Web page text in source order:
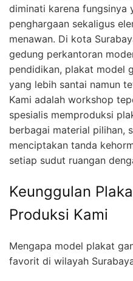
diminati karena fungsinya
penghargaan sekaligus
menawan. Di kota
gedung perkantoran
pendidikan, plakat model
yang lebih santai namun
Kami adalah workshop
spesialis memproduksi
berbagai material pilihan,
menciptakan tanda
setiap sudut ruangan
Keunggulan
Produksi Kami
Mengapa model plakat
favorit di wilayah